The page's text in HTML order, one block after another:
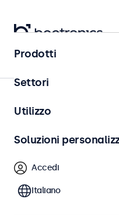
Home
Monitor HDMI da 7
Monitor HDMI progettati
continuativo. Questi
configurazione e opzioni
loro di integrarsi
Prodotti
Settori
Utilizzo
Soluzioni
Accedi
Italiano